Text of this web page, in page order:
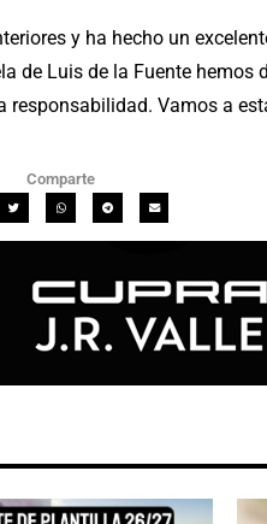
y ha hecho un
de Luis de la Fuente hemos
Vamos a
Comparte